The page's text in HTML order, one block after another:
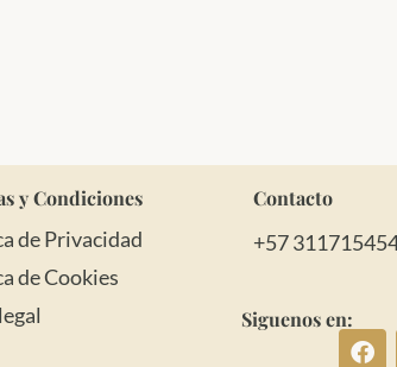
y Condiciones
de Privacidad
de Cookies
Contacto
+57
Siguenos en: